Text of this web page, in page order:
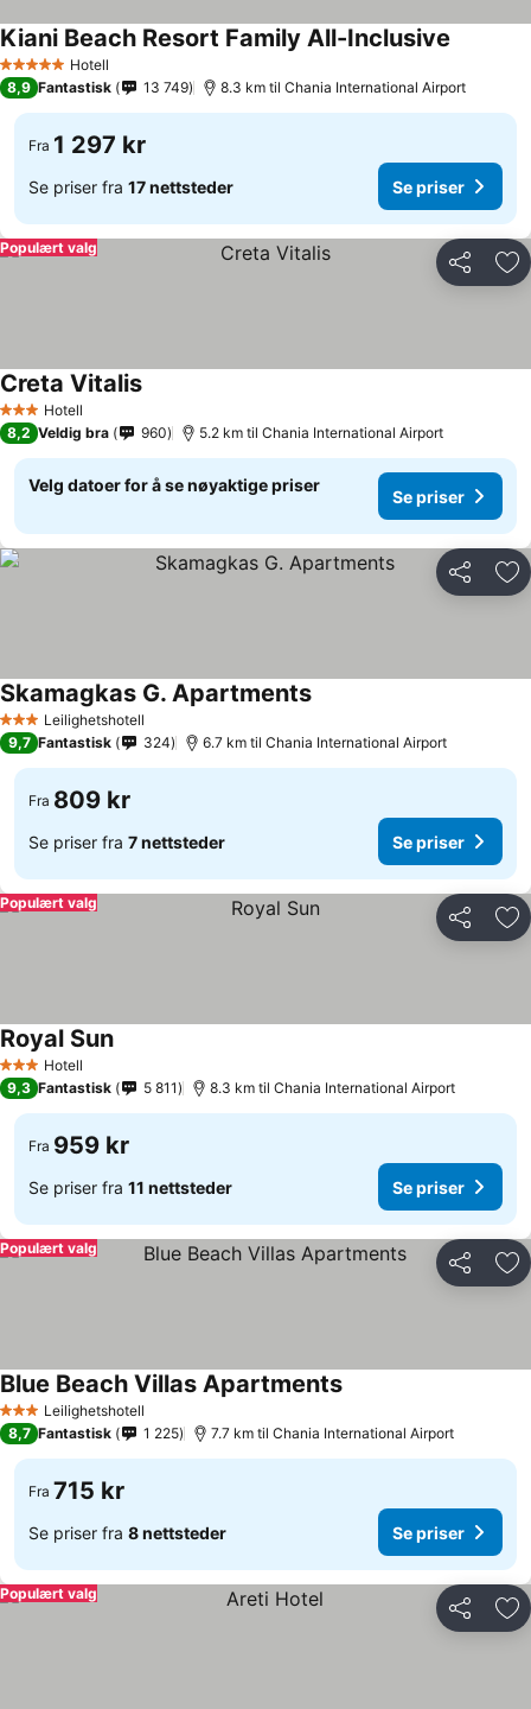
5 Stjerner Hotell
Kiani Beach Resort Family All-Inclusive
8,9 Fantastisk 13 749 8.3 km til Chania International Airport
Fra 1 297 kr
Se priser fra 17 nettsteder Se priser
Del
Populært valg
3 StjernerHotell
Creta VitalisSe priser
8,2 Veldig bra 960 5.2 km til Chania International Airport
Velg datoer for å se nøyaktige priser
Se priser
Del
3 StjernerLeilighetshotell
Skamagkas G. ApartmentsSe priser
9,7 Fantastisk 324 6.7 km til Chania International Airport
Fra 809 kr
Se priser fra 7 nettsteder Se priser
Del
Populært valg
3 StjernerHotell
Royal SunSe priser
9,3 Fantastisk 5 811 8.3 km til Chania International Airport
Fra 959 kr
Se priser fra 11 nettsteder Se priser
Del
Populært valg
3 StjernerLeilighetshotell
Blue Beach Villas ApartmentsSe priser
8,7 Fantastisk 1 225 7.7 km til Chania International Airport
Fra 715 kr
Se priser fra 8 nettsteder Se priser
Del
Populært valg